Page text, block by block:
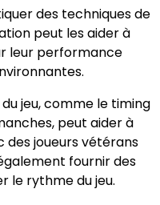
des techniques de
peut les aider à
leur performance
jeu, comme le timing
peut aider à
des joueurs vétérans
fournir des
le rythme du jeu.